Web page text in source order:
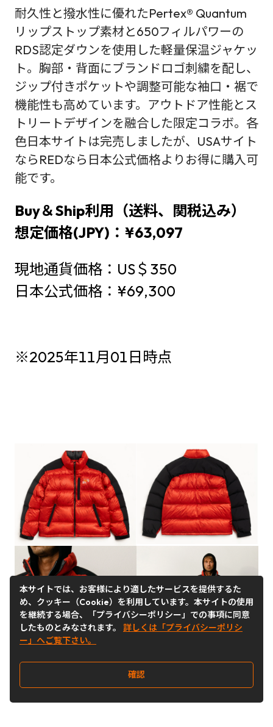
耐久性と撥水性に優れたPertex® Quantum
リップストップ素材と650フィルパワーの
RDS認定ダウンを使用した軽量保温ジャケッ
ト。胸部・背面にブランドロゴ刺繍を配し、
ジップ付きポケットや調整可能な袖口・裾で
機能性も高めています。アウトドア性能とス
トリートデザインを融合した限定コラボ。各
色日本サイトは完売しましたが、USAサイト
ならREDなら日本公式価格よりお得に購入可
能です。
Buy＆Ship利用（送料、関税込み）
想定価格(JPY)：¥63,097
現地通貨価格：US＄350
日本公式価格：¥69,300
※2025年11月01日時点
本サイトでは、お客様により適したサービスを提供するた
め、クッキー（Cookie）を利用しています。本サイトの使用
を継続する場合、「プライバシーポリシー」での事項に同意
したものとみなされます。 詳しくは「プライバシーポリシ
ー」へご覧下さい。
確認